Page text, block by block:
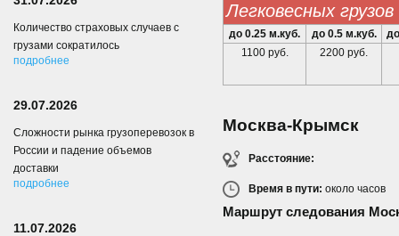
легковесных грузов
до 0.25 м.куб. до 0.5 м.куб.
1100 руб.
2200 руб.
Москва-Крымск
Расстояние:
Время в пути: около часов
Маршрут следования
Количество страховых случаев с
грузами сократилось
подробнее
29.07.2026
Сложности рынка грузоперевозок в
России и падение объемов
доставки
подробнее
11.07.2026